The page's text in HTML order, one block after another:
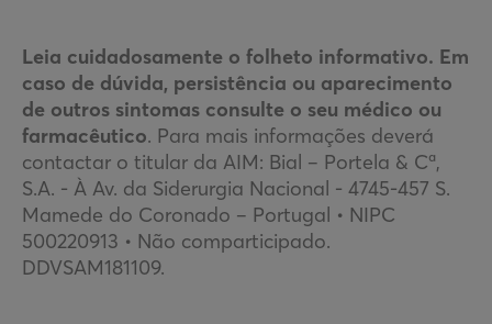
Leia cuidadosamente o folheto informativo. Em
caso de dúvida, persistência ou aparecimento
de outros sintomas consulte o seu médico ou
farmacêutico. Para mais informações deverá
contactar o titular da AIM: Bial – Portela & Cª,
S.A. - À Av. da Siderurgia Nacional - 4745-457 S.
Mamede do Coronado – Portugal • NIPC
500220913 • Não comparticipado.
DDVSAM181109.